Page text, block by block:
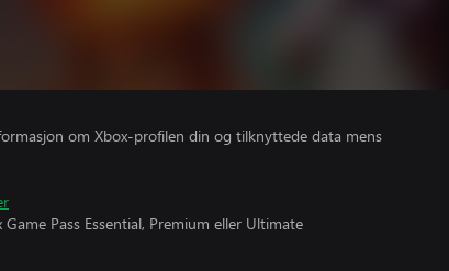
om Xbox-profilen din og tilknyttede data mens
Pass Essential, Premium eller Ultimate